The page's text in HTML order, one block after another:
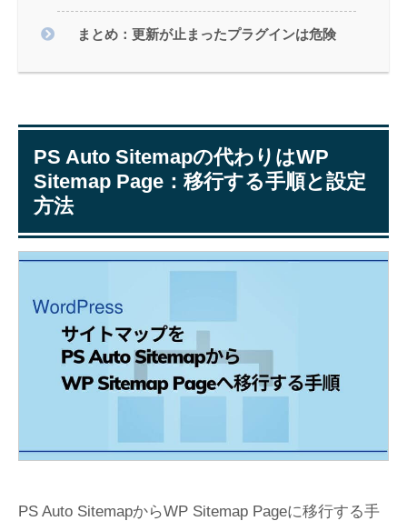
まとめ：更新が止まったプラグインは危険
PS Auto Sitemapの代わりはWP
Sitemap Page：移行する手順と設定
方法
PS Auto SitemapからWP Sitemap Pageに移行する手